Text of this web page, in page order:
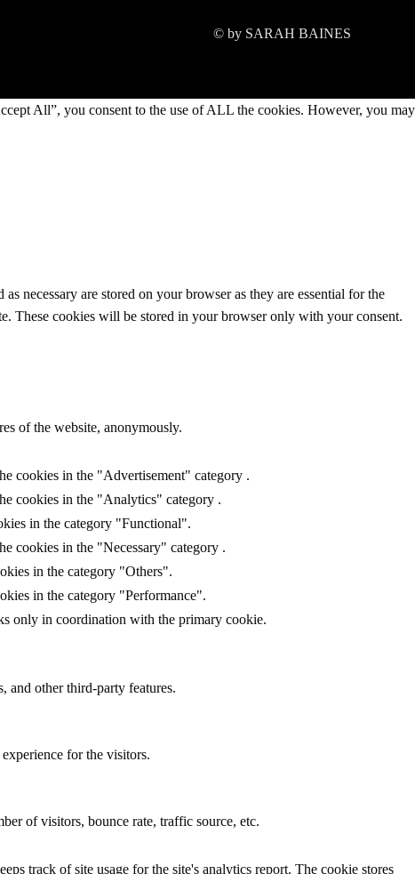
© by SARAH BAINES
All”, you consent to the use of ALL the cookies. However, you may
necessary are stored on your browser as they are essential for the
These cookies will be stored in your browser only with your consent.
of the website, anonymously.
cookies in the "Advertisement" category .
cookies in the "Analytics" category .
in the category "Functional".
cookies in the "Necessary" category .
in the category "Others".
in the category "Performance".
only in coordination with the primary cookie.
and other third-party features.
for the visitors.
of visitors, bounce rate, traffic source, etc.
track of site usage for the site's analytics report. The cookie stores